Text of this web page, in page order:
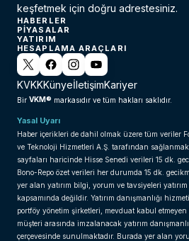
keşfetmek için doğru adrestesiniz.
HABERLER
PIYASALAR
YATIRIM
HESAPLAMA ARAÇLARI
KVKKKünyeİletişimKariyer
Bir VKM® markasıdır ve tüm hakları saklıdır.
Yasal Uyarı
Haber içerikleri de dahil olmak üzere tüm veriler
ve Teknoloji Hizmetleri A.Ş. tarafından
sayfaları haricinde Hisse Senedi verileri 15 dk.
Bono-Repo özet verileri her durumda 15 dk.
yer alan yatırım bilgi, yorum ve tavsiyeleri yatırım
kapsamında değildir. Yatırım danışmanlığı
portföy yönetim şirketleri, mevduat kabul
müşteri arasında imzalanacak yatırım
çerçevesinde sunulmaktadır. Burada yer alan